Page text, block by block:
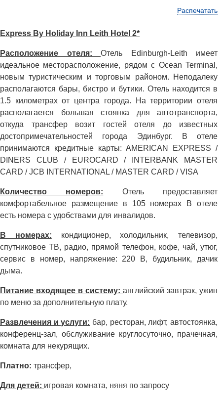
Распечатать
Express By Holiday Inn Leith Hotel 2*
Расположение отеля: Отель Edinburgh-Leith имеет
идеальное месторасположение, рядом с Ocean Terminal,
новым туристическим и торговым районом. Неподалеку
располагаются бары, бистро и бутики. Отель находится в
1.5 километрах от центра города. На территории отеля
располагается большая стоянка для автотранспорта,
откуда трансфер возит гостей отеля до известных
достопримечательностей города Эдинбург. В отеле
принимаются кредитные карты: AMERICAN EXPRESS /
DINERS CLUB / EUROCARD / INTERBANK MASTER
CARD / JCB INTERNATIONAL / MASTER CARD / VISA
Количество номеров: Отель предоставляет
комфортабельное размещение в 105 номерах В отеле
есть номера с удобствами для инвалидов.
В номерах: кондиционер, холодильник, телевизор,
спутниковое ТВ, радио, прямой телефон, кофе, чай, утюг,
сервис в номер, напряжение: 220 В, будильник, дачик
дыма.
Питание входящее в систему: английский завтрак, ужин
по меню за дополнительную плату.
Развлечения и услуги: бар, ресторан, лифт, автостоянка,
конференц-зал, обслуживание круглосуточно, прачечная,
комната для некурящих.
Платно: трансфер,
Для детей: игровая комната, няня по запросу